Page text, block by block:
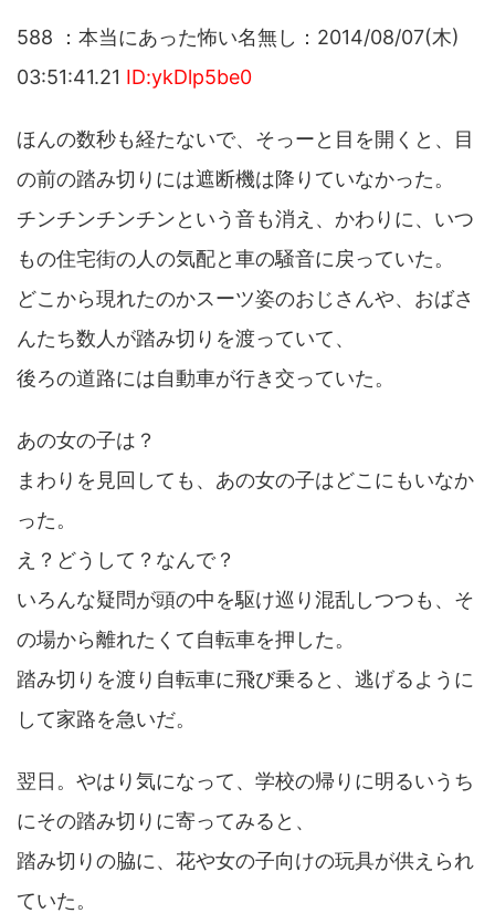
588 ：本当にあった怖い名無し：2014/08/07(木)
03:51:41.21 ID:ykDlp5be0
ほんの数秒も経たないで、そっーと目を開くと、目
の前の踏み切りには遮断機は降りていなかった。
チンチンチンチンという音も消え、かわりに、いつ
もの住宅街の人の気配と車の騒音に戻っていた。
どこから現れたのかスーツ姿のおじさんや、おばさ
んたち数人が踏み切りを渡っていて、
後ろの道路には自動車が行き交っていた。
あの女の子は？
まわりを見回しても、あの女の子はどこにもいなか
った。
え？どうして？なんで？
いろんな疑問が頭の中を駆け巡り混乱しつつも、そ
の場から離れたくて自転車を押した。
踏み切りを渡り自転車に飛び乗ると、逃げるように
して家路を急いだ。
翌日。やはり気になって、学校の帰りに明るいうち
にその踏み切りに寄ってみると、
踏み切りの脇に、花や女の子向けの玩具が供えられ
ていた。